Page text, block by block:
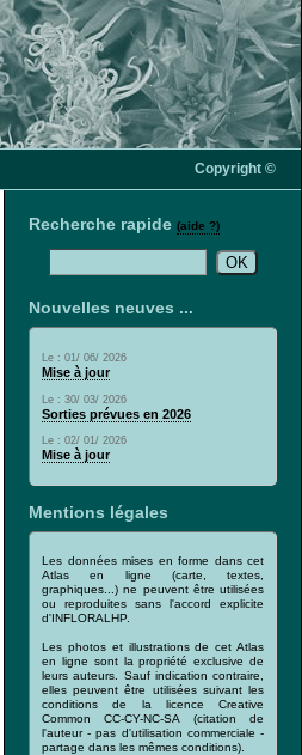
Copyright ©
Recherche rapide (aide ?)
Nouvelles neuves ...
Le : 01/ 06/ 2026
Mise à jour
Le : 30/ 03/ 2026
Sorties prévues en 2026
Le : 02/ 01/ 2026
Mise à jour
Mentions légales
Les données mises en forme dans cet
Atlas en ligne (carte, textes,
graphiques...) ne peuvent être utilisées
ou reproduites sans l'accord explicite
d'INFLORALHP.
Les photos et illustrations de cet Atlas
en ligne sont la propriété exclusive de
leurs auteurs. Sauf indication contraire,
elles peuvent être utilisées suivant les
conditions de la licence Creative
Common CC-CY-NC-SA (citation de
l'auteur - pas d'utilisation commerciale -
partage dans les mêmes conditions).